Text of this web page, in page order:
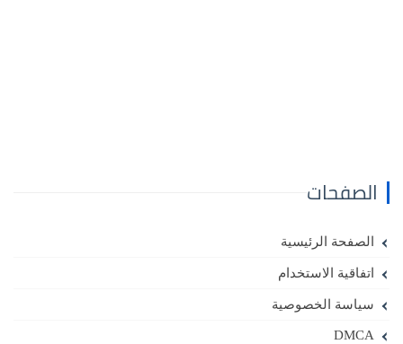
الصفحات
الصفحة الرئيسية
اتفاقية الاستخدام
سياسة الخصوصية
DMCA